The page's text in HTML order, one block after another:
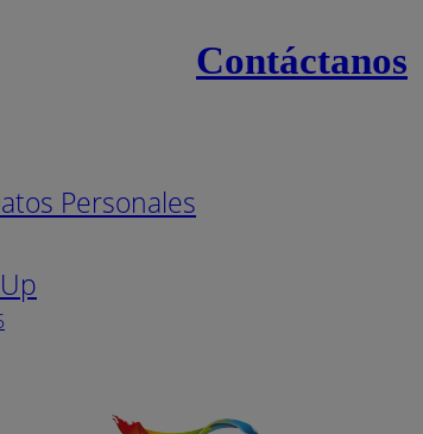
Personales
Contáctanos